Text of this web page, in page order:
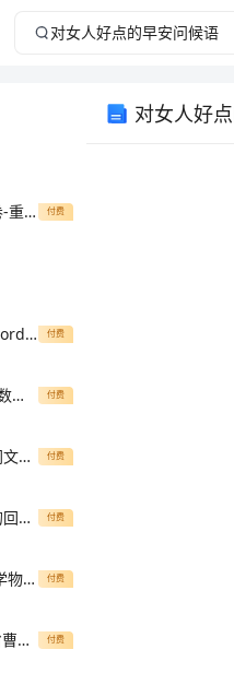
第三次月考滚动检测卷-重庆市彭水一中数学七年级上册期中综合测评综合测评试题（解析版） 付费
《钢筋工技术总结》word版 付费
计算机控制技术第6章数字pid控制算法 付费
达标测试江西九江市同文中学数学七年级上册第四单元几何图形初步定向测试试题（详解版） 付费
关于知心姐姐给王虹的回信作文 付费
2023届天水市第七中学物理八年级上册期末质量检测试题含解析 付费
2024-2025学年山东省曹县三桐中学年数学高一上册期末质量检测试题含解析 付费
对女人好